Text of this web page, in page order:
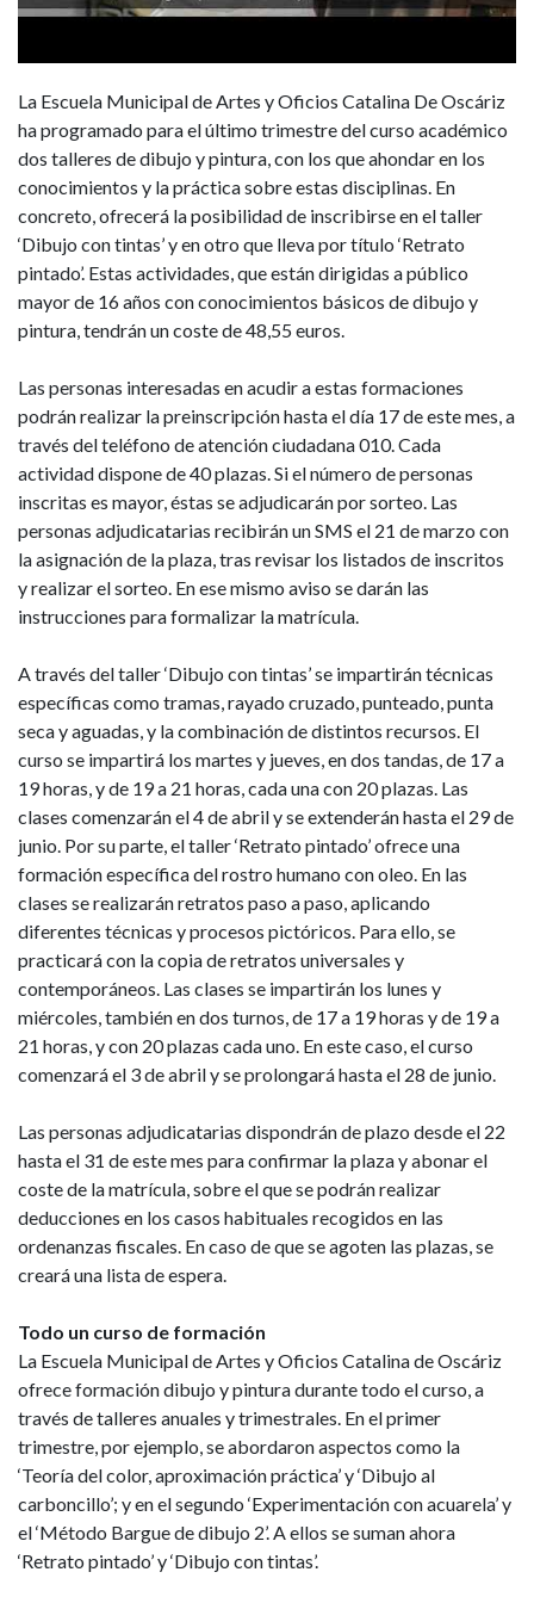
curso
La Escuela Municipal de Artes y Oficios Catalina De Oscáriz
ha programado para el último trimestre del curso académico
dos talleres de dibujo y pintura, con los que ahondar en los
conocimientos y la práctica sobre estas disciplinas. En
concreto, ofrecerá la posibilidad de inscribirse en el taller
‘Dibujo con tintas’ y en otro que lleva por título ‘Retrato
pintado’. Estas actividades, que están dirigidas a público
mayor de 16 años con conocimientos básicos de dibujo y
pintura, tendrán un coste de 48,55 euros.
Las personas interesadas en acudir a estas formaciones
podrán realizar la preinscripción hasta el día 17 de este mes, a
través del teléfono de atención ciudadana 010. Cada
actividad dispone de 40 plazas. Si el número de personas
inscritas es mayor, éstas se adjudicarán por sorteo. Las
personas adjudicatarias recibirán un SMS el 21 de marzo con
la asignación de la plaza, tras revisar los listados de inscritos
y realizar el sorteo. En ese mismo aviso se darán las
instrucciones para formalizar la matrícula.
A través del taller ‘Dibujo con tintas’ se impartirán técnicas
específicas como tramas, rayado cruzado, punteado, punta
seca y aguadas, y la combinación de distintos recursos. El
curso se impartirá los martes y jueves, en dos tandas, de 17 a
19 horas, y de 19 a 21 horas, cada una con 20 plazas. Las
clases comenzarán el 4 de abril y se extenderán hasta el 29 de
junio. Por su parte, el taller ‘Retrato pintado’ ofrece una
formación específica del rostro humano con oleo. En las
clases se realizarán retratos paso a paso, aplicando
diferentes técnicas y procesos pictóricos. Para ello, se
practicará con la copia de retratos universales y
contemporáneos. Las clases se impartirán los lunes y
miércoles, también en dos turnos, de 17 a 19 horas y de 19 a
21 horas, y con 20 plazas cada uno. En este caso, el curso
comenzará el 3 de abril y se prolongará hasta el 28 de junio.
Las personas adjudicatarias dispondrán de plazo desde el 22
hasta el 31 de este mes para confirmar la plaza y abonar el
coste de la matrícula, sobre el que se podrán realizar
deducciones en los casos habituales recogidos en las
ordenanzas fiscales. En caso de que se agoten las plazas, se
creará una lista de espera.
Todo un curso de formación
La Escuela Municipal de Artes y Oficios Catalina de Oscáriz
ofrece formación dibujo y pintura durante todo el curso, a
través de talleres anuales y trimestrales. En el primer
trimestre, por ejemplo, se abordaron aspectos como la
‘Teoría del color, aproximación práctica’ y ‘Dibujo al
carboncillo’; y en el segundo ‘Experimentación con acuarela’ y
el ‘Método Bargue de dibujo 2’. A ellos se suman ahora
‘Retrato pintado’ y ‘Dibujo con tintas’.